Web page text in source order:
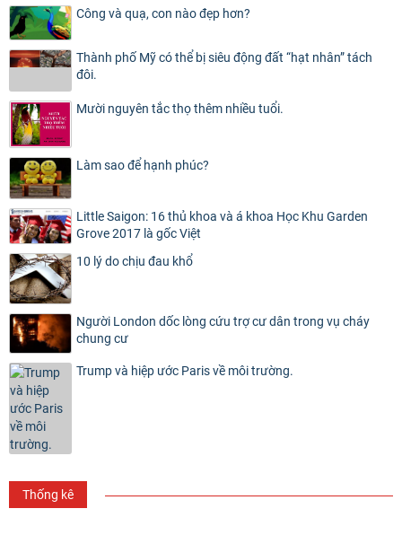
Công và quạ, con nào đẹp hơn?
Thành phố Mỹ có thể bị siêu động đất “hạt nhân” tách
đôi.
Mười nguyên tắc thọ thêm nhiều tuổi.
Làm sao để hạnh phúc?
Little Saigon: 16 thủ khoa và á khoa Học Khu Garden
Grove 2017 là gốc Việt
10 lý do chịu đau khổ
Người London dốc lòng cứu trợ cư dân trong vụ cháy
chung cư
Trump và hiệp ước Paris về môi trường.
Thống kê